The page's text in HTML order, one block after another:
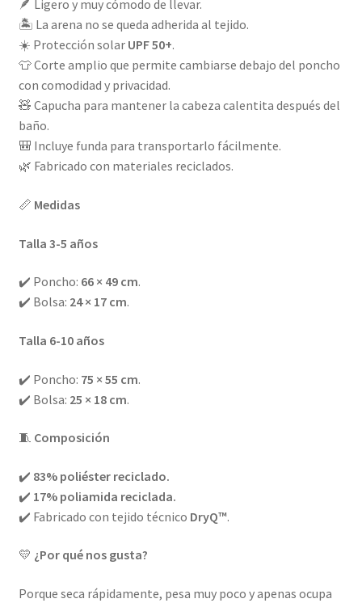
🪶 Ligero y muy cómodo de llevar.
🏝️ La arena no se queda adherida al tejido.
☀️ Protección solar UPF 50+.
👕 Corte amplio que permite cambiarse debajo del poncho
con comodidad y privacidad.
🧸 Capucha para mantener la cabeza calentita después del
baño.
🎒 Incluye funda para transportarlo fácilmente.
🌿 Fabricado con materiales reciclados.
📏 Medidas
Talla 3-5 años
✔️ Poncho: 66 × 49 cm.
✔️ Bolsa: 24 × 17 cm.
Talla 6-10 años
✔️ Poncho: 75 × 55 cm.
✔️ Bolsa: 25 × 18 cm.
🧵 Composición
✔️ 83% poliéster reciclado.
✔️ 17% poliamida reciclada.
✔️ Fabricado con tejido técnico DryQ™.
💛 ¿Por qué nos gusta?
Porque seca rápidamente, pesa muy poco y apenas ocupa